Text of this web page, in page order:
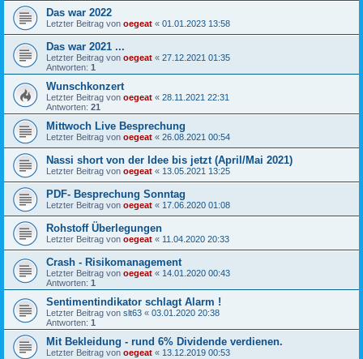
Das war 2022
Letzter Beitrag von oegeat « 01.01.2023 13:58
Das war 2021 ...
Letzter Beitrag von oegeat « 27.12.2021 01:35
Antworten: 1
Wunschkonzert
Letzter Beitrag von oegeat « 28.11.2021 22:31
Antworten: 21
Mittwoch Live Besprechung
Letzter Beitrag von oegeat « 26.08.2021 00:54
Nassi short von der Idee bis jetzt (April/Mai 2021)
Letzter Beitrag von oegeat « 13.05.2021 13:25
PDF- Besprechung Sonntag
Letzter Beitrag von oegeat « 17.06.2020 01:08
Rohstoff Überlegungen
Letzter Beitrag von oegeat « 11.04.2020 20:33
Crash - Risikomanagement
Letzter Beitrag von oegeat « 14.01.2020 00:43
Antworten: 1
Sentimentindikator schlagt Alarm !
Letzter Beitrag von slt63 « 03.01.2020 20:38
Antworten: 1
Mit Bekleidung - rund 6% Dividende verdienen.
Letzter Beitrag von oegeat « 13.12.2019 00:53